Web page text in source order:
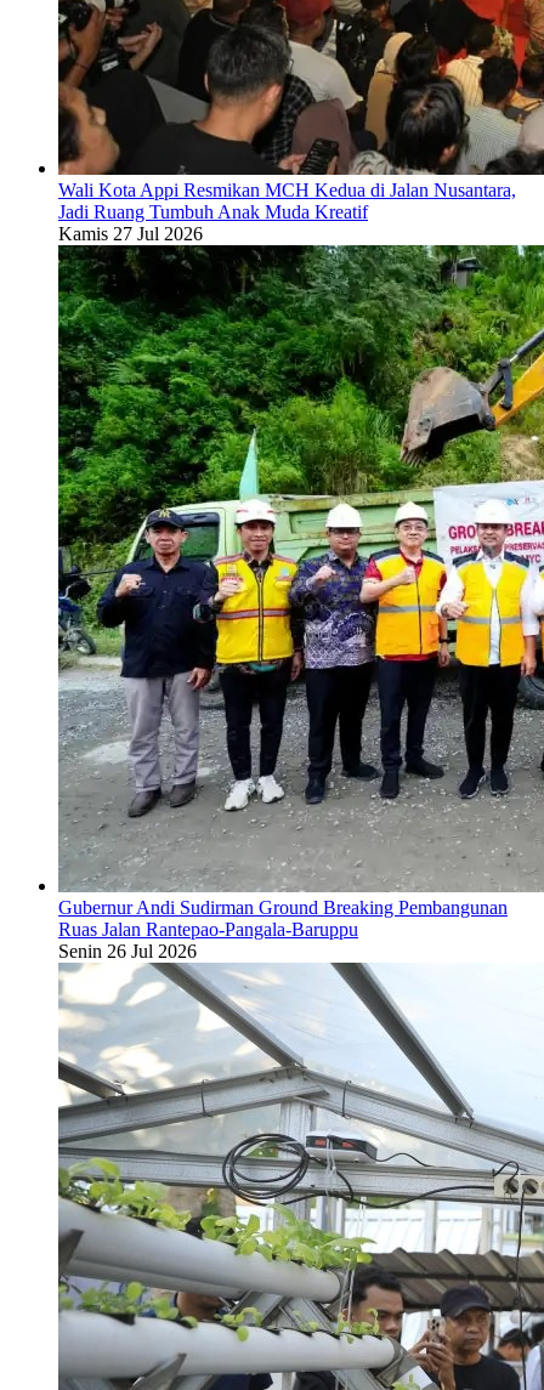
Wali Kota Appi Resmikan MCH Kedua di Jalan Nusantara,
Jadi Ruang Tumbuh Anak Muda Kreatif
Kamis 27 Jul 2026
Gubernur Andi Sudirman Ground Breaking Pembangunan
Ruas Jalan Rantepao-Pangala-Baruppu
Senin 26 Jul 2026